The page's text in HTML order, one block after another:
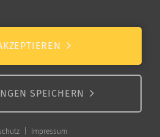
2026
FÜR PFLEGENDE
2026
SPEICHERN
Impressum